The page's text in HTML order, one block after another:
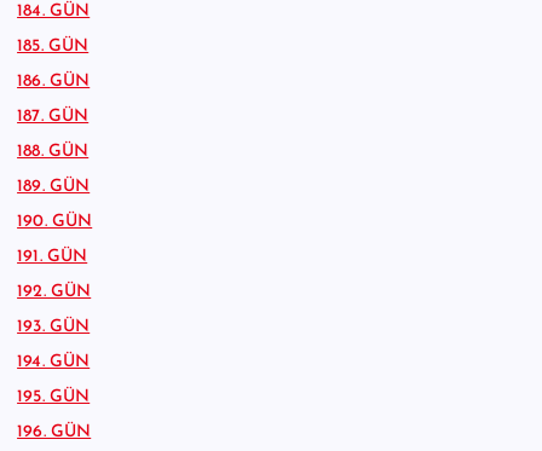
184. GÜN
185. GÜN
186. GÜN
187. GÜN
188. GÜN
189. GÜN
190. GÜN
191. GÜN
192. GÜN
193. GÜN
194. GÜN
195. GÜN
196. GÜN